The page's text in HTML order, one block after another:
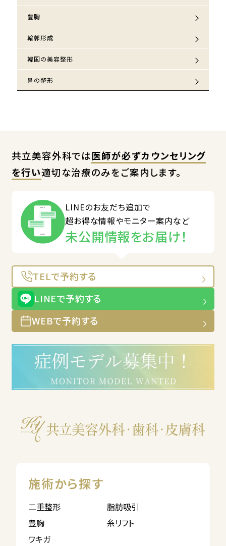
豊胸
輪郭形成
韓国の美容整形
鼻の整形
共立美容外科では医師が必ずカウンセリング
を行い適切な治療のみをご案内します。
LINEのお友だち追加で
超お得な情報やモニター案内など
未公開情報をお届け！
TELで予約する
LINEで予約する
WEBで予約する
施術から探す
二重整形
脂肪吸引
豊胸
糸リフト
ワキガ